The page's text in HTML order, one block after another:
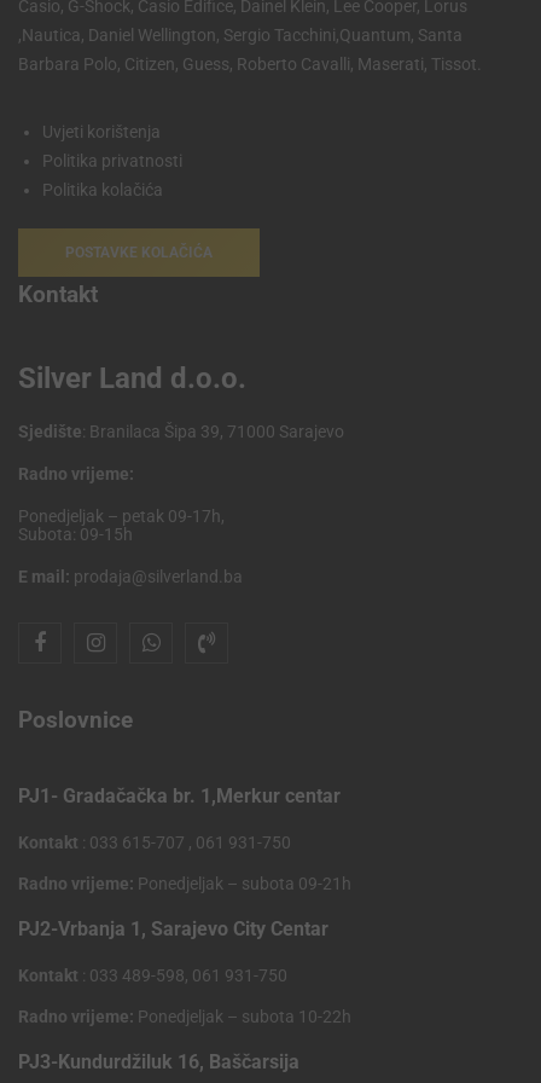
Casio, G-Shock, Casio Edifice, Dainel Klein, Lee Cooper, Lorus
,Nautica, Daniel Wellington, Sergio Tacchini,Quantum, Santa
Barbara Polo, Citizen, Guess, Roberto Cavalli, Maserati, Tissot.
Uvjeti korištenja
Politika privatnosti
Politika kolačića
POSTAVKE KOLAČIĆA
Kontakt
Silver Land d.o.o.
Sjedište: Branilaca Šipa 39, 71000 Sarajevo
Radno vrijeme:
Ponedjeljak – petak 09-17h,
Subota: 09-15h
E mail: prodaja@silverland.ba
Poslovnice
PJ1- Gradačačka br. 1,Merkur centar
Kontakt : 033 615-707 , 061 931-750
Radno vrijeme: Ponedjeljak – subota 09-21h
PJ2-Vrbanja 1, Sarajevo City Centar
Kontakt : 033 489-598, 061 931-750
Radno vrijeme: Ponedjeljak – subota 10-22h
PJ3-Kundurdžiluk 16, Baščarsija